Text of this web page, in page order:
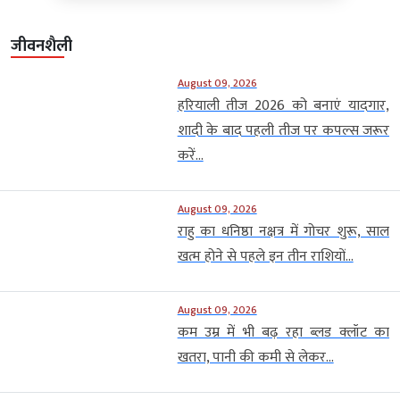
जीवनशैली
August 09, 2026
हरियाली तीज 2026 को बनाएं यादगार,
शादी के बाद पहली तीज पर कपल्स जरूर
करें...
August 09, 2026
राहु का धनिष्ठा नक्षत्र में गोचर शुरू, साल
खत्म होने से पहले इन तीन राशियों...
August 09, 2026
कम उम्र में भी बढ़ रहा ब्लड क्लॉट का
खतरा, पानी की कमी से लेकर...